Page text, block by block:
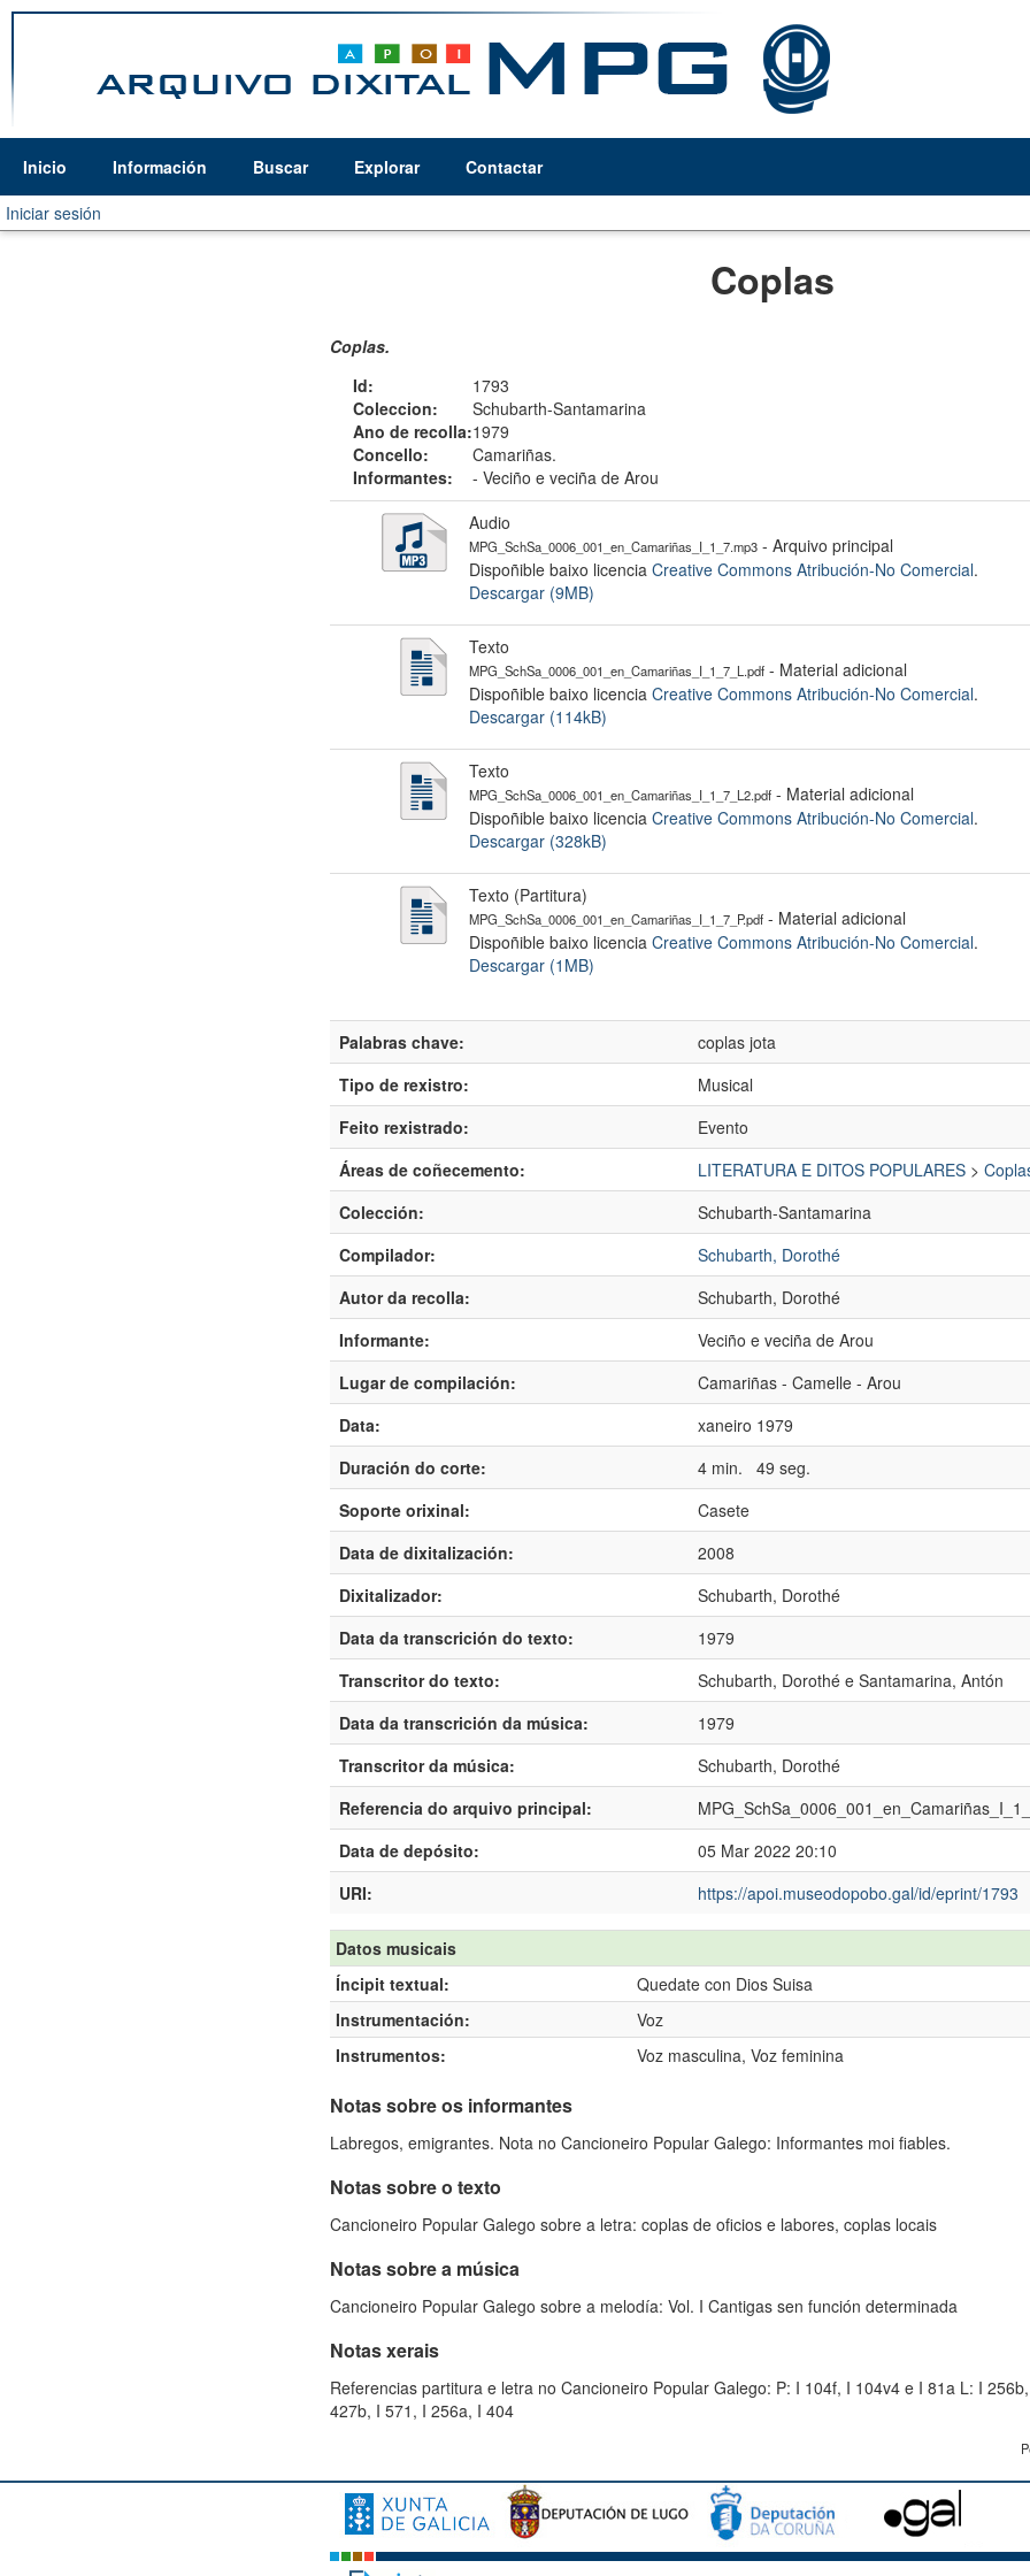
Inicio Información Buscar Explorar
Contactar
Iniciar sesión
Coplas
Coplas.
Id:
1793
Coleccion:
Schubarth-Santamarina
Ano de recolla:1979
Concello:
Camariñas.
Informantes:
- Veciño e veciña de Arou
Audio
MPG_SchSa_0006_001_en_Camariñas_I_1_7.mp3 - Arquivo principal
Dispoñible baixo licencia Creative Commons Atribución-No Comercial.
Descargar (9MB)
Texto
MPG_SchSa_0006_001_en_Camariñas_I_1_7_L.pdf - Material adicional
Dispoñible baixo licencia Creative Commons Atribución-No Comercial.
Descargar (114kB)
Texto
MPG_SchSa_0006_001_en_Camariñas_I_1_7_L2.pdf - Material adicional
Dispoñible baixo licencia Creative Commons Atribución-No Comercial.
Descargar (328kB)
Texto (Partitura)
MPG_SchSa_0006_001_en_Camariñas_I_1_7_P.pdf - Material adicional
Dispoñible baixo licencia Creative Commons Atribución-No Comercial.
Descargar (1MB)
Palabras chave:
coplas jota
Tipo de rexistro:
Musical
Feito rexistrado:
Evento
Áreas de coñecemento:
LITERATURA E DITOS POPULARES >
Colección:
Schubarth-Santamarina
Compilador:
Schubarth, Dorothé
Autor da recolla:
Schubarth, Dorothé
Informante:
Veciño e veciña de Arou
Lugar de compilación:
Camariñas - Camelle - Arou
Data:
xaneiro 1979
Duración do corte:
4 min. 49 seg.
Soporte orixinal:
Casete
Data de dixitalización:
2008
Dixitalizador:
Schubarth, Dorothé
Data da transcrición do texto:
1979
Transcritor do texto:
Schubarth, Dorothé e Santamarina, Antón
Data da transcrición da música:
1979
Transcritor da música:
Schubarth, Dorothé
Referencia do arquivo principal:
Data de depósito:
05 Mar 2022 20:10
URI:
https://apoi.museodopobo.gal/id/eprint/1793
Datos musicais
Íncipit textual:
Quedate con Dios Suisa
Instrumentación:
Voz
Instrumentos:
Voz masculina, Voz feminina
Notas sobre os informantes
Labregos, emigrantes. Nota no Cancioneiro Popular Galego: Informantes moi fiables.
Notas sobre o texto
Cancioneiro Popular Galego sobre a letra: coplas de oficios e labores, coplas locais
Notas sobre a música
Cancioneiro Popular Galego sobre a melodía: Vol. I Cantigas sen función determinada
Notas xerais
Referencias partitura e letra no Cancioneiro Popular Galego: P: I 104f, I 104v4 e I 81a L: I
427b, I 571, I 256a, I 404